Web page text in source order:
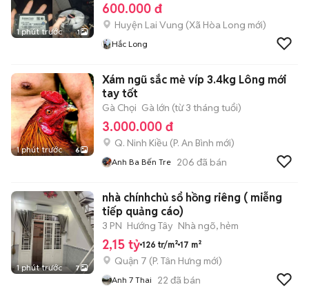
1 phút trước 1
600.000 đ
Huyện Lai Vung (Xã Hòa Long mới)
Hắc Long
1 phút trước 6
Xám ngũ sắc mẻ víp 3.4kg Lông mới
tay tốt
Gà Chọi Gà lớn (từ 3 tháng tuổi)
3.000.000 đ
Q. Ninh Kiều (P. An Bình mới)
Anh Ba Bến Tre 206 đã bán
1 phút trước 7
nhà chínhchủ sổ hồng riêng ( miễng
tiếp quảng cáo)
3 PN Hướng Tây Nhà ngõ, hẻm
2,15 tỷ 126 tr/m² 17 m²
Quận 7 (P. Tân Hưng mới)
Anh 7 Thai 22 đã bán